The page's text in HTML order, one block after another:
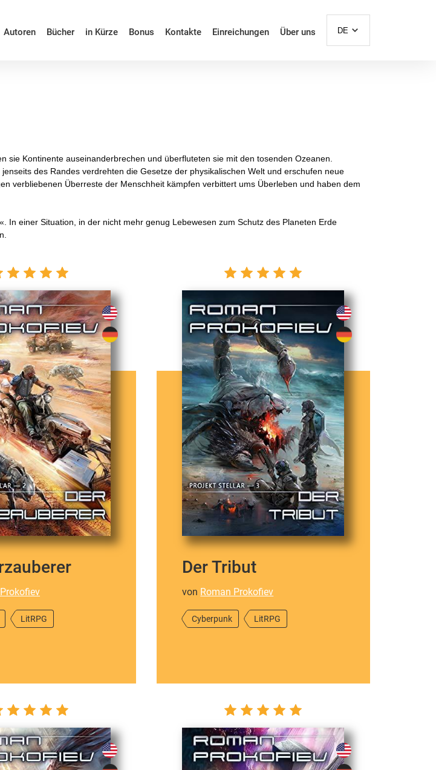
Autoren Bücher in Kürze Bonus Kontakte Einreichungen Über uns DE
Kontinente auseinanderbrechen und überfluteten sie mit den tosenden Ozeanen.
des Randes verdrehten die Gesetze der physikalischen Welt und erschufen neue
verbliebenen Überreste der Menschheit kämpfen verbittert ums Überleben und haben dem
In einer Situation, in der nicht mehr genug Lebewesen zum Schutz des Planeten Erde
LitRPG
Der Tribut
von Roman Prokofiev
Cyberpunk LitRPG